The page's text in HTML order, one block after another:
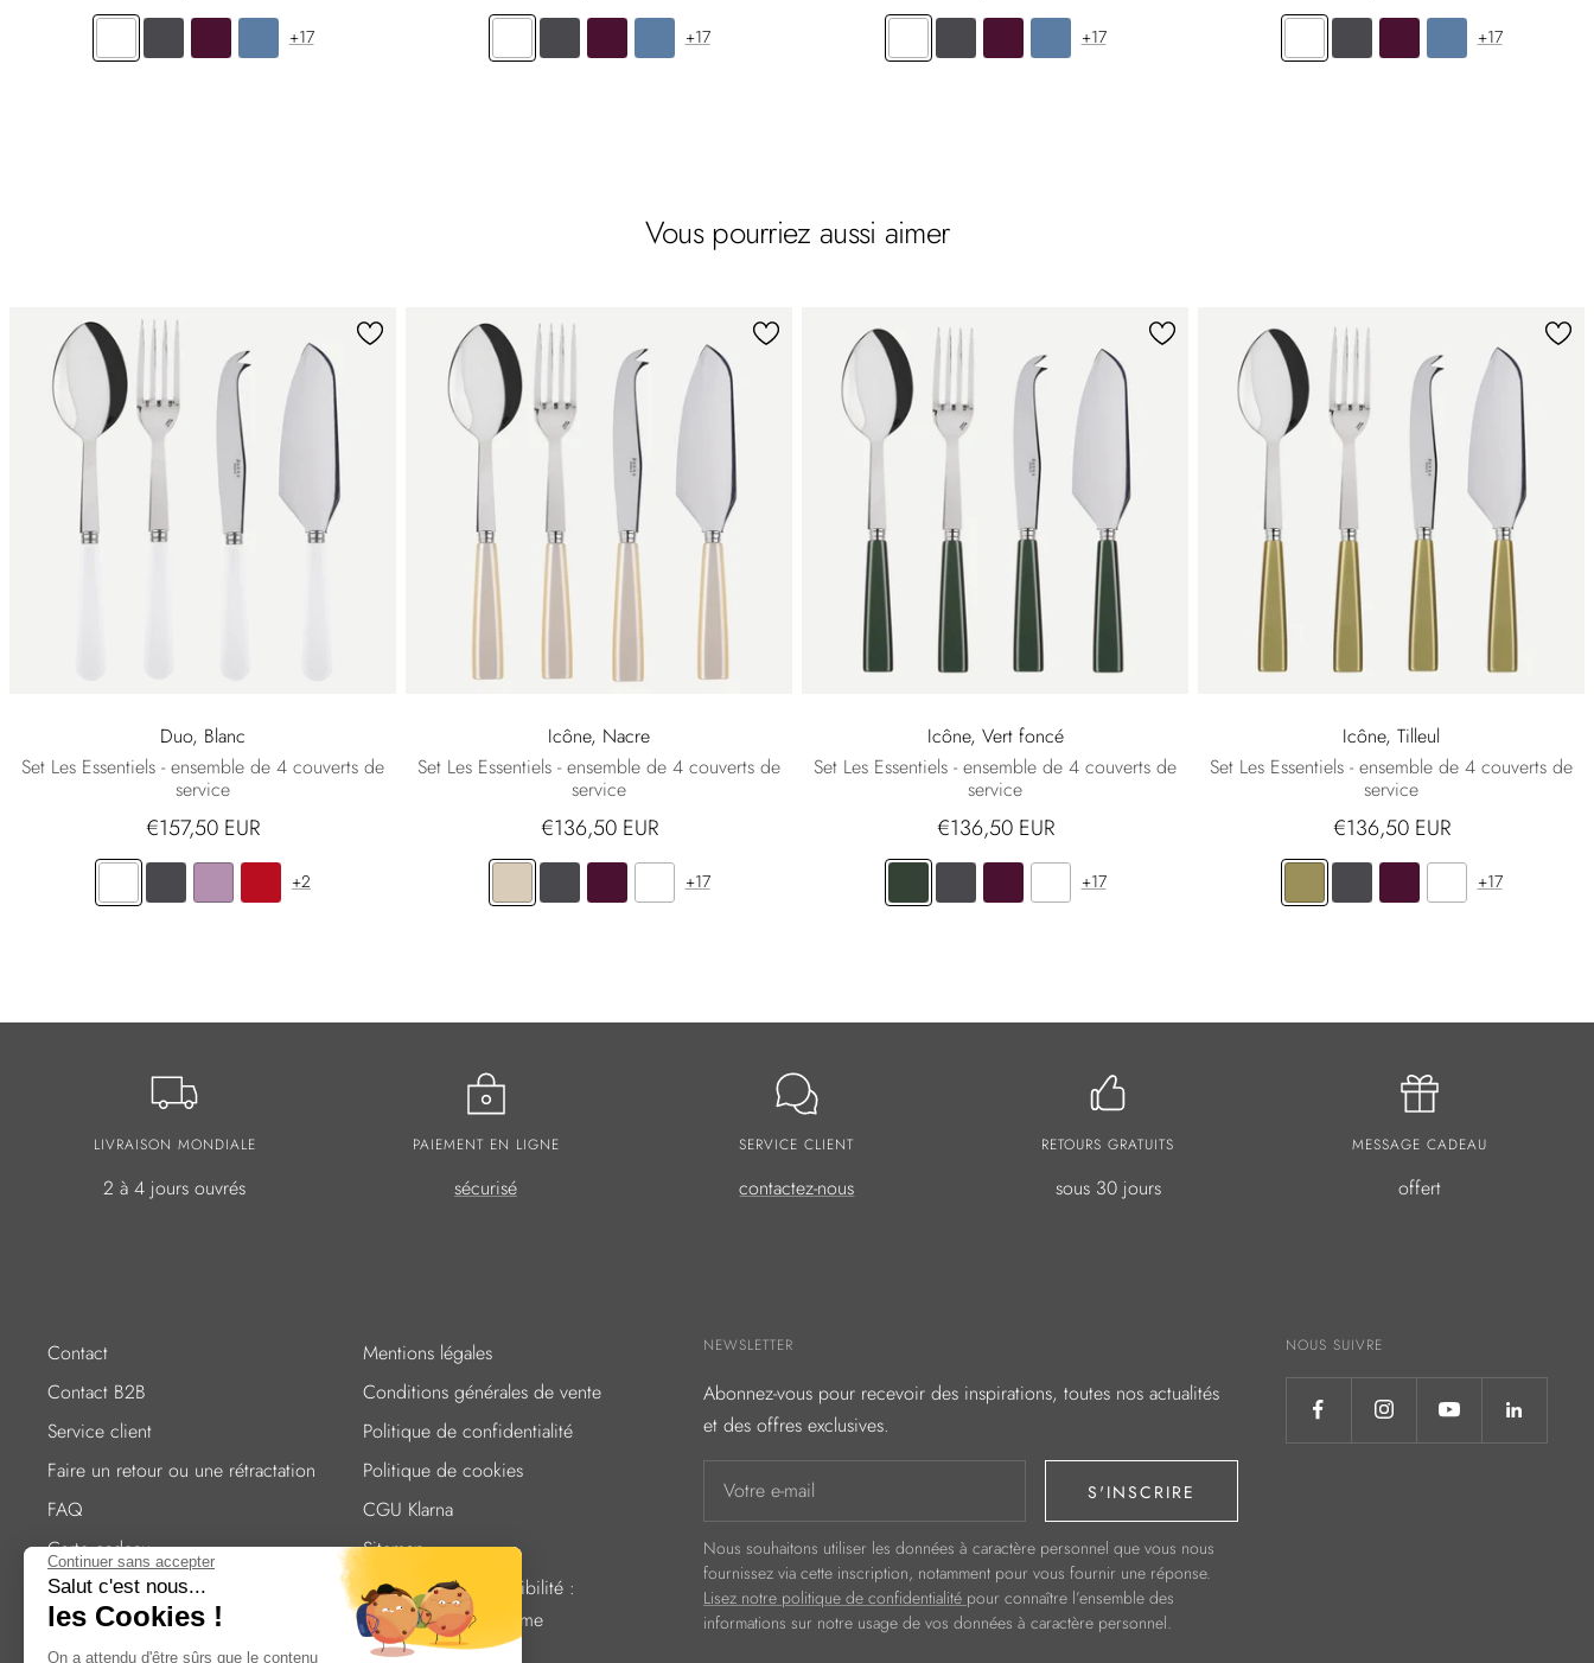
Continuer sans accepter
Salut c'est nous...
les Cookies !
On a attendu d'être sûrs que le contenu
+17 +17 +17 +17
Vous pourriez aussi aimer
Duo, Blanc
Set Les Essentiels - ensemble de 4 couverts de
service
€157,50 EUR
+2
Icône, Nacre
Set Les Essentiels - ensemble de 4 couverts de
service
€136,50 EUR
+17
Icône, Vert foncé
Set Les Essentiels - ensemble de 4 couverts de
service
€136,50 EUR
+17
Icône, Tilleul
Set Les Essentiels - ensemble de 4 couverts de
service
€136,50 EUR
+17
LIVRAISON MONDIALE
2 à 4 jours ouvrés
PAIEMENT EN LIGNE
sécurisé
SERVICE CLIENT
contactez-nous
RETOURS GRATUITS
sous 30 jours
MESSAGE CADEAU
offert
Contact
Contact B2B
Service client
Faire un retour ou une rétractation
FAQ
Carte cadeau
Entretien des couverts
Expédition
Mentions légales
Conditions générales de vente
Politique de confidentialité
Politique de cookies
CGU Klarna
Sitemap
Déclaration d'accessibilité :
partiellement conforme
NEWSLETTER
Abonnez-vous pour recevoir des inspirations, toutes nos actualités
et des offres exclusives.
Votre e-mail S'INSCRIRE
Nous souhaitons utiliser les données à caractère personnel que vous nous
fournissez via cette inscription, notamment pour vous fournir une réponse.
Lisez notre politique de confidentialité pour connaître l’ensemble des
informations sur notre usage de vos données à caractère personnel.
NOUS SUIVRE